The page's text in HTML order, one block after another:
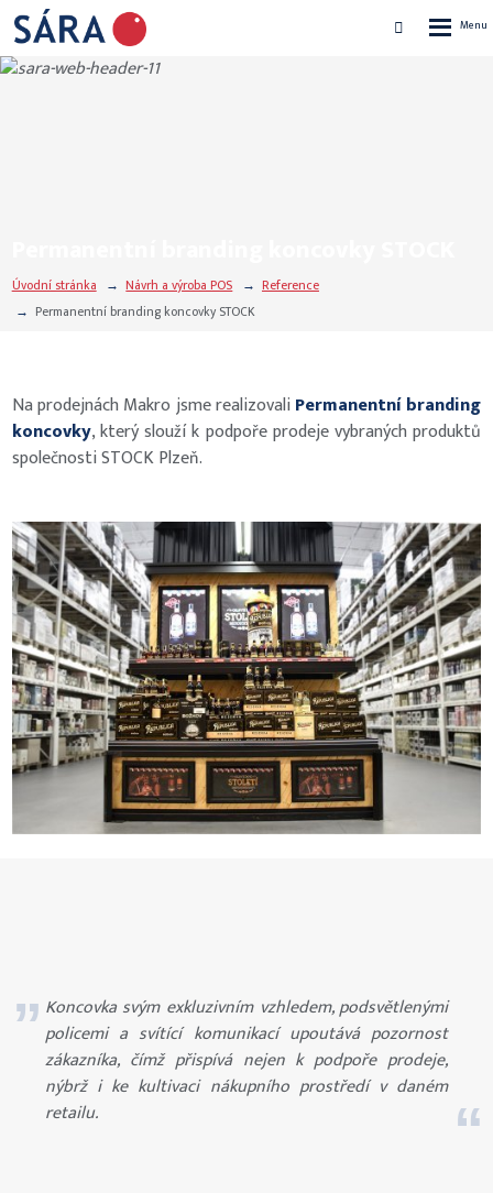
Vyhledávání
Úvodní stránka Návrh a výroba POS
Reference
Permanentní branding koncovky STOCK
Na prodejnách Makro jsme realizovaliPermanentní branding
koncovky, který slouží k podpoře prodeje vybraných produktů
společnosti STOCK Plzeň.
Koncovka svým exkluzivním vzhledem, podsvětlenými
policemi a svítící komunikací upoutává pozornost
zákazníka, čímž přispívá nejen k podpoře prodeje,
nýbrž i ke kultivaci nákupního prostředí v daném
retailu.